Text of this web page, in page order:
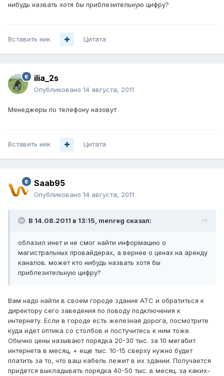
нибудь назвать хотя бы приблезительную цифру?
Вставить ник Цитата
ilia_2s
Опубликовано 14 августа, 2011
Менеджеры по телефону назовут
Вставить ник Цитата
Saab95
Опубликовано 14 августа, 2011
В 14.08.2011 в 13:15, menreg сказал:
облазил инет и не смог найти информацию о
магистральных провайдерах, а вернее о ценах на аренду
каналов. может кто нибудь назвать хотя бы
приблезительную цифру?
Вам надо найти в своем городе здание АТС и обратиться к
директору сего заведения по поводу подключения к
интернету. Если в городе есть железная дорога, посмотрите
куда идет оптика со столбов и постучитесь к ним тоже.
Обычно цены называют порядка 20-30 тыс. за 10 мегабит
интернета в месяц, + еще тыс. 10-15 сверху нужно будет
платить за то, что ваш кабель лежит в их здании. Получается
придется выкладывать порядка 40-50 тыс. в месяц. за каких-